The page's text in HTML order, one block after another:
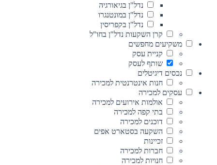
נדל"ן בגיאורגיה
נדל"ן במונטנגרו
נדל"ן בקפריסין
קרן השקעות נדל"ן בחו"ל
משקיעים מחפשים
קניית עסק
שותף לעסק
נכסים דיגיטלים
חנות אינטרנטית למכירה
עסקים למכירה
אולמות אירועים למכירה
בתי קפה למכירה
דוכנים למכירה
השקעה בסטארט אפים
זכיינות
חברות למכירה
חנויות למכירה